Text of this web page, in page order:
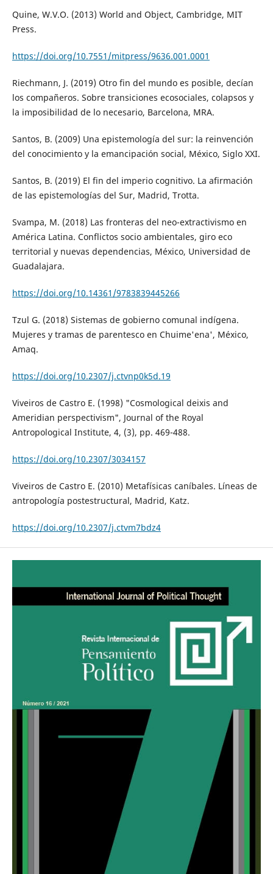
Quine, W.V.O. (2013) World and Object, Cambridge, MIT
Press.
https://doi.org/10.7551/mitpress/9636.001.0001
Riechmann, J. (2019) Otro fin del mundo es posible, decían
los compañeros. Sobre transiciones ecosociales, colapsos y
la imposibilidad de lo necesario, Barcelona, MRA.
Santos, B. (2009) Una epistemología del sur: la reinvención
del conocimiento y la emancipación social, México, Siglo XXI.
Santos, B. (2019) El fin del imperio cognitivo. La afirmación
de las epistemologías del Sur, Madrid, Trotta.
Svampa, M. (2018) Las fronteras del neo-extractivismo en
América Latina. Conflictos socio ambientales, giro eco
territorial y nuevas dependencias, México, Universidad de
Guadalajara.
https://doi.org/10.14361/9783839445266
Tzul G. (2018) Sistemas de gobierno comunal indígena.
Mujeres y tramas de parentesco en Chuime'ena', México,
Amaq.
https://doi.org/10.2307/j.ctvnp0k5d.19
Viveiros de Castro E. (1998) "Cosmological deixis and
Ameridian perspectivism", Journal of the Royal
Antropological Institute, 4, (3), pp. 469-488.
https://doi.org/10.2307/3034157
Viveiros de Castro E. (2010) Metafísicas caníbales. Líneas de
antropología postestructural, Madrid, Katz.
https://doi.org/10.2307/j.ctvm7bdz4